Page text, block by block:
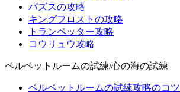
パズスの攻略
キングフロストの攻略
トランペッター攻略
コウリュウ攻略
ベルベットルームの試練/心の海の試練
ベルベットルームの試練攻略のコツ